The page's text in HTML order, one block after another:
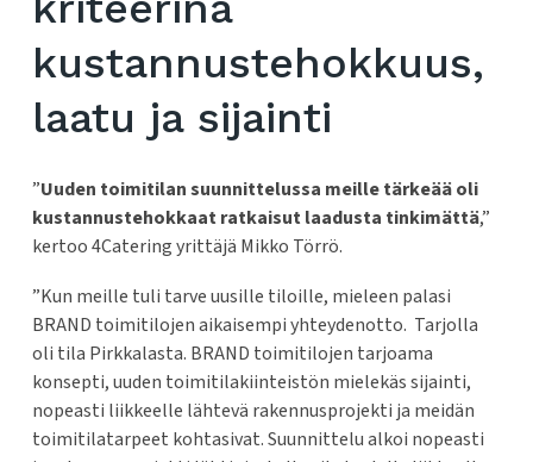
kustannustehokkuus,
laatu ja sijainti
”Uuden toimitilan suunnittelussa meille tärkeää oli
kustannustehokkaat ratkaisut laadusta tinkimättä,”
kertoo 4Catering yrittäjä Mikko Törrö.
”Kun meille tuli tarve uusille tiloille, mieleen palasi
BRAND toimitilojen aikaisempi yhteydenotto. Tarjolla
oli tila Pirkkalasta. BRAND toimitilojen tarjoama
konsepti, uuden toimitilakiinteistön mielekäs sijainti,
nopeasti liikkeelle lähtevä rakennusprojekti ja meidän
toimitilatarpeet kohtasivat. Suunnittelu alkoi nopeasti